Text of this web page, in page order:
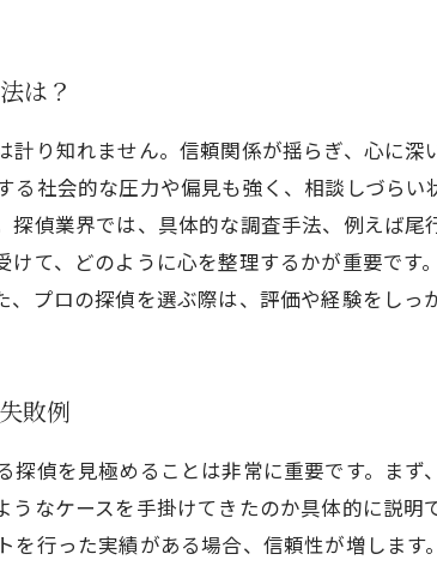
は？
り知れません。信頼関係が揺らぎ、心に
社会的な圧力や偏見も強く、相談しづら
偵業界では、具体的な調査手法、例えば
て、どのように心を整理するかが重要で
プロの探偵を選ぶ際は、評価や経験をしっ
敗例
偵を見極めることは非常に重要です。ま
なケースを手掛けてきたのか具体的に説
を行った実績がある場合、信頼性が増しま